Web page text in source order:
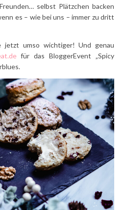
selbst Plätzchen backen
es – wie bei uns – immer zu dritt
jetzt umso wichtiger! Und genau
für das BloggerEvent „Spicy